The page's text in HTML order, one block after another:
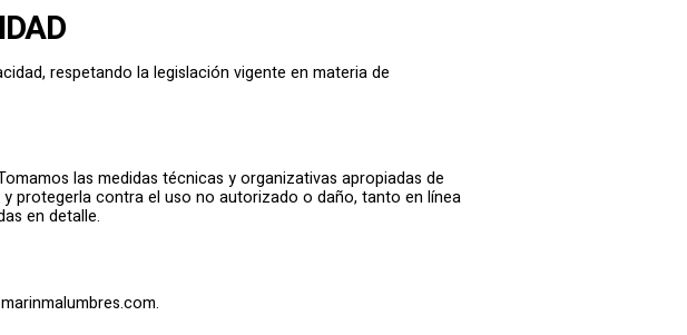
respetando la legislación vigente en materia de
las medidas técnicas y organizativas apropiadas de
protegerla contra el uso no autorizado o daño, tanto en línea
en detalle.